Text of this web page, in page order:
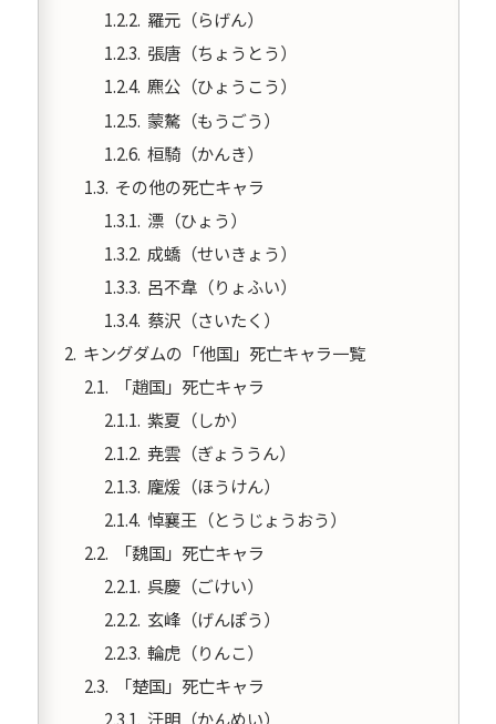
羅元（らげん）
張唐（ちょうとう）
麃公（ひょうこう）
蒙驁（もうごう）
桓騎（かんき）
その他の死亡キャラ
漂（ひょう）
成蟜（せいきょう）
呂不韋（りょふい）
蔡沢（さいたく）
キングダムの「他国」死亡キャラ一覧
「趙国」死亡キャラ
紫夏（しか）
尭雲（ぎょううん）
龐煖（ほうけん）
悼襄王（とうじょうおう）
「魏国」死亡キャラ
呉慶（ごけい）
玄峰（げんぽう）
輪虎（りんこ）
「楚国」死亡キャラ
汗明（かんめい）